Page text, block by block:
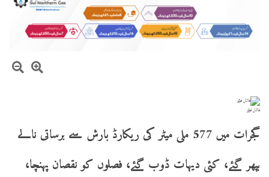
فائل فوٹو
گجرات میں 577 ملی میٹر کی ریکارڈ بارش سے برساتی نالے
بپھر گئے، کئی دیہات ڈوب گئے، فصلوں کو نقصان پہنچا،